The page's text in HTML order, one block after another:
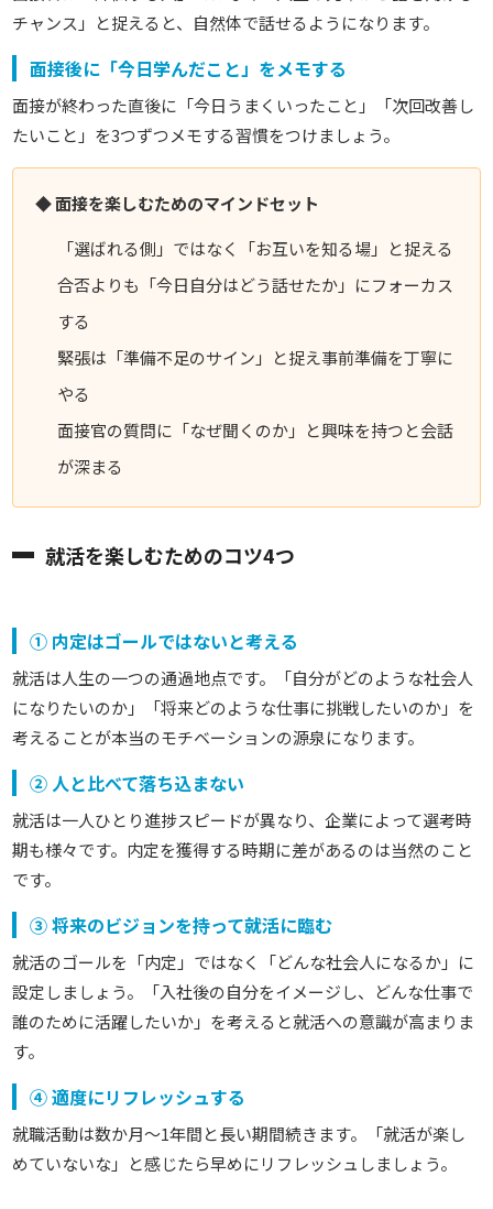
チャンス」と捉えると、自然体で話せるようになります。
面接後に「今日学んだこと」をメモする
面接が終わった直後に「今日うまくいったこと」「次回改善し
たいこと」を3つずつメモする習慣をつけましょう。
◆ 面接を楽しむためのマインドセット
「選ばれる側」ではなく「お互いを知る場」と捉える
合否よりも「今日自分はどう話せたか」にフォーカス
する
緊張は「準備不足のサイン」と捉え事前準備を丁寧に
やる
面接官の質問に「なぜ聞くのか」と興味を持つと会話
が深まる
就活を楽しむためのコツ4つ
① 内定はゴールではないと考える
就活は人生の一つの通過地点です。
「自分がどのような社会人
になりたいのか」「将来どのような仕事に挑戦したいのか」を
考えることが本当のモチベーションの源泉になります。
② 人と比べて落ち込まない
就活は一人ひとり進捗スピードが異なり、企業によって選考時
期も様々です。 内定を獲得する時期に差があるのは当然のこと
です。
③ 将来のビジョンを持って就活に臨む
就活のゴールを「内定」ではなく「どんな社会人になるか」に
設定しましょう。「入社後の自分をイメージし、どんな仕事で
誰のために活躍したいか」を考えると就活への意識が高まりま
す。
④ 適度にリフレッシュする
就職活動は数か月〜1年間と長い期間続きます。「就活が楽し
めていないな」と感じたら早めにリフレッシュしましょう。